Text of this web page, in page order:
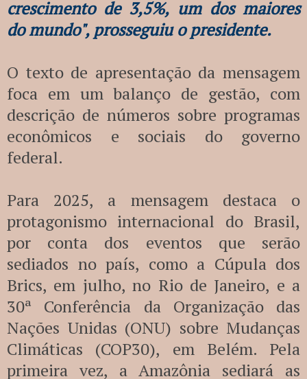
crescimento de 3,5%, um dos maiores
do mundo", prosseguiu o presidente.
O texto de apresentação da mensagem
foca em um balanço de gestão, com
descrição de números sobre programas
econômicos e sociais do governo
federal.
Para 2025, a mensagem destaca o
protagonismo internacional do Brasil,
por conta dos eventos que serão
sediados no país, como a Cúpula dos
Brics, em julho, no Rio de Janeiro, e a
30ª Conferência da Organização das
Nações Unidas (ONU) sobre Mudanças
Climáticas (COP30), em Belém. Pela
primeira vez, a Amazônia sediará as